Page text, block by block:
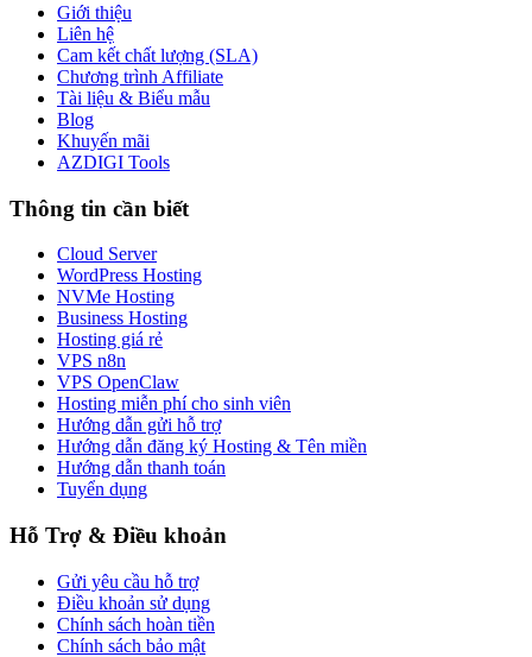
Giới thiệu
Liên hệ
Cam kết chất lượng (SLA)
Chương trình Affiliate
Tài liệu & Biểu mẫu
Blog
Khuyến mãi
AZDIGI Tools
Thông tin cần biết
Cloud Server
WordPress Hosting
NVMe Hosting
Business Hosting
Hosting giá rẻ
VPS n8n
VPS OpenClaw
Hosting miễn phí cho sinh viên
Hướng dẫn gửi hỗ trợ
Hướng dẫn đăng ký Hosting & Tên miền
Hướng dẫn thanh toán
Tuyển dụng
Hỗ Trợ & Điều khoản
Gửi yêu cầu hỗ trợ
Điều khoản sử dụng
Chính sách hoàn tiền
Chính sách bảo mật